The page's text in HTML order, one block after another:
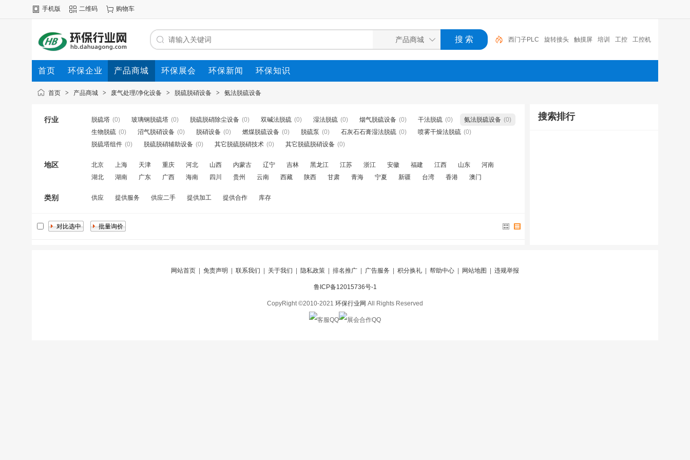
手机版 二维码 购物车
西门子PLC 旋转接头 触摸屏 培训 工控 工控机
变送器 球阀 plc 阀门
首页 环保企业 产品商城 环保展会 环保新闻 环保知识
首页 > 产品商城 > 废气处理/净化设备 > 脱硫脱硝设备 > 氨法脱硫设备
行业 脱硫塔 (0) 玻璃钢脱硫塔 (0) 脱硫脱硝除尘设备 (0) 双碱法脱硫 (0) 湿法脱硫 (0) 烟气脱硫设备 (0) 干法脱硫 (0) 氨法脱硫设备 (0)
生物脱硫 (0) 沼气脱硝设备 (0) 脱硝设备 (0) 燃煤脱硫设备 (0) 脱硫泵 (0) 石灰石石膏湿法脱硫 (0) 喷雾干燥法脱硫 (0)
脱硫塔组件 (0) 脱硫脱硝辅助设备 (0) 其它脱硫脱硝技术 (0) 其它脱硫脱硝设备 (0)
地区 北京 上海 天津 重庆 河北 山西 内蒙古 辽宁 吉林 黑龙江 江苏 浙江 安徽 福建 江西 山东
河南
湖北
湖南 广东 广西 海南 四川 贵州 云南 西藏 陕西 甘肃 青海 宁夏 新疆 台湾 香港 澳门
类别 供应 提供服务 供应二手 提供加工 提供合作 库存
搜索排行
网站首页 免责声明 联系我们 关于我们 隐私政策 排名推广 广告服务 积分换礼 帮助中心 网站地图 违规举报
鲁ICP备12015736号-1
CopyRight ©2010-2021 环保行业网 All Rights Reserved